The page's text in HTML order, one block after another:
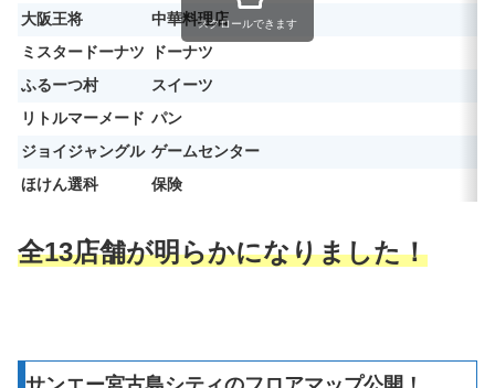
大阪王将
中華料理店
ミスタードーナツ
ドーナツ
ふるーつ村
スイーツ
リトルマーメード パン
ジョイジャングル ゲームセンター
ほけん選科
保険
スクロールできます
全13店舗が明らかになりました！